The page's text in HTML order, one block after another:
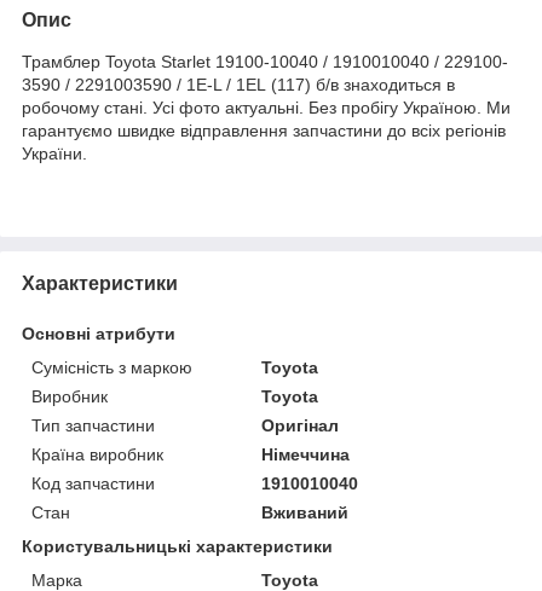
Опис
Трамблер Toyota Starlet 19100-10040 / 1910010040 / 229100-
3590 / 2291003590 / 1E-L / 1EL (117) б/в знаходиться в
робочому стані. Усі фото актуальні. Без пробігу Україною. Ми
гарантуємо швидке відправлення запчастини до всіх регіонів
України.
Характеристики
Основні атрибути
Сумісність з маркою
Toyota
Виробник
Toyota
Тип запчастини
Оригінал
Країна виробник
Німеччина
Код запчастини
1910010040
Стан
Вживаний
Користувальницькі характеристики
Марка
Toyota